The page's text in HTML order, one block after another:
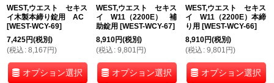
WEST,ウエスト セキス
イ木製本締り錠用 AC
[WEST-WCY-69]
7,425円(税別)
(税込 : 8,167円)
オプション選択
WEST,ウエスト セキス
イ W11（2200E） 補
助錠用 [WEST-WCY-67]
8,910円(税別)
(税込 : 9,801円)
オプション選択
WEST,ウエスト セキス
イ W11（2200E）本締
り用 [WEST-WCY-66]
8,910円(税別)
(税込 : 9,801円)
オプション選択